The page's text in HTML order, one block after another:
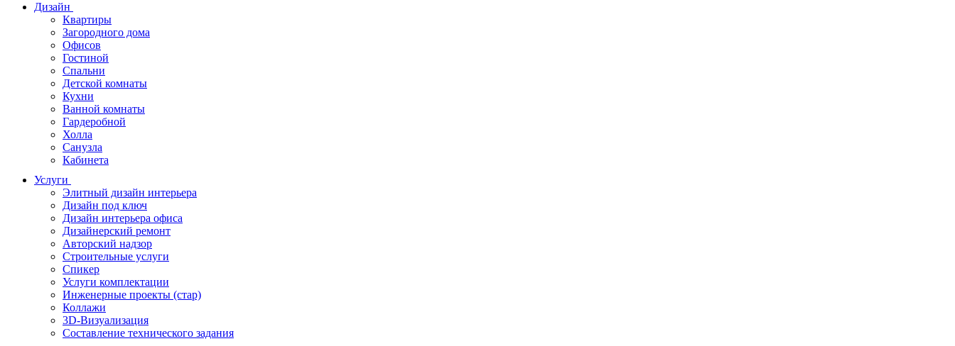
Дизайн
Квартиры
Загородного дома
Офисов
Гостиной
Спальни
Детской комнаты
Кухни
Ванной комнаты
Гардеробной
Холла
Санузла
Кабинета
Услуги
Элитный дизайн интерьера
Дизайн под ключ
Дизайн интерьера офиса
Дизайнерский ремонт
Авторский надзор
Строительные услуги
Спикер
Услуги комплектации
Инженерные проекты (стар)
Коллажи
3D-Визуализация
Составление технического задания